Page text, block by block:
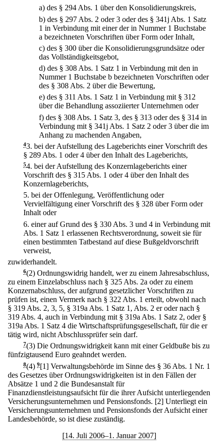
a) des § 294 Abs. 1 über den Konsolidierungskreis,
b) des § 297 Abs. 2 oder 3 oder des § 341j Abs. 1 Satz
1 in Verbindung mit einer der in Nummer 1 Buchstabe
a bezeichneten Vorschriften über Form oder Inhalt,
c) des § 300 über die Konsolidierungsgrundsätze oder
das Vollständigkeitsgebot,
d) des § 308 Abs. 1 Satz 1 in Verbindung mit den in
Nummer 1 Buchstabe b bezeichneten Vorschriften oder
des § 308 Abs. 2 über die Bewertung,
e) des § 311 Abs. 1 Satz 1 in Verbindung mit § 312
über die Behandlung assoziierter Unternehmen oder
f) des § 308 Abs. 1 Satz 3, des § 313 oder des § 314 in
Verbindung mit § 341j Abs. 1 Satz 2 oder 3 über die im
Anhang zu machenden Angaben,
43. bei der Aufstellung des Lageberichts einer Vorschrift des
§ 289 Abs. 1 oder 4 über den Inhalt des Lageberichts,
54. bei der Aufstellung des Konzernlageberichts einer
Vorschrift des § 315 Abs. 1 oder 4 über den Inhalt des
Konzernlageberichts,
5. bei der Offenlegung, Veröffentlichung oder
Vervielfältigung einer Vorschrift des § 328 über Form oder
Inhalt oder
6. einer auf Grund des § 330 Abs. 3 und 4 in Verbindung mit
Abs. 1 Satz 1 erlassenen Rechtsverordnung, soweit sie für
einen bestimmten Tatbestand auf diese Bußgeldvorschrift
verweist,
zuwiderhandelt.
6(2) Ordnungswidrig handelt, wer zu einem Jahresabschluss,
zu einem Einzelabschluss nach § 325 Abs. 2a oder zu einem
Konzernabschluss, der aufgrund gesetzlicher Vorschriften zu
prüfen ist, einen Vermerk nach § 322 Abs. 1 erteilt, obwohl nach
§ 319 Abs. 2, 3, 5, § 319a Abs. 1 Satz 1, Abs. 2 er oder nach §
319 Abs. 4, auch in Verbindung mit § 319a Abs. 1 Satz 2, oder §
319a Abs. 1 Satz 4 die Wirtschaftsprüfungsgesellschaft, für die er
tätig wird, nicht Abschlussprüfer sein darf.
7(3) Die Ordnungswidrigkeit kann mit einer Geldbuße bis zu
fünfzigtausend Euro geahndet werden.
8(4) 9[1] Verwaltungsbehörde im Sinne des § 36 Abs. 1 Nr. 1
des Gesetzes über Ordnungswidrigkeiten ist in den Fällen der
Absätze 1 und 2 die Bundesanstalt für
Finanzdienstleistungsaufsicht für die ihrer Aufsicht unterliegenden
Versicherungsunternehmen und Pensionsfonds. [2] Unterliegt ein
Versicherungsunternehmen und Pensionsfonds der Aufsicht einer
Landesbehörde, so ist diese zuständig.
[14. Juli 2006–1. Januar 2007]